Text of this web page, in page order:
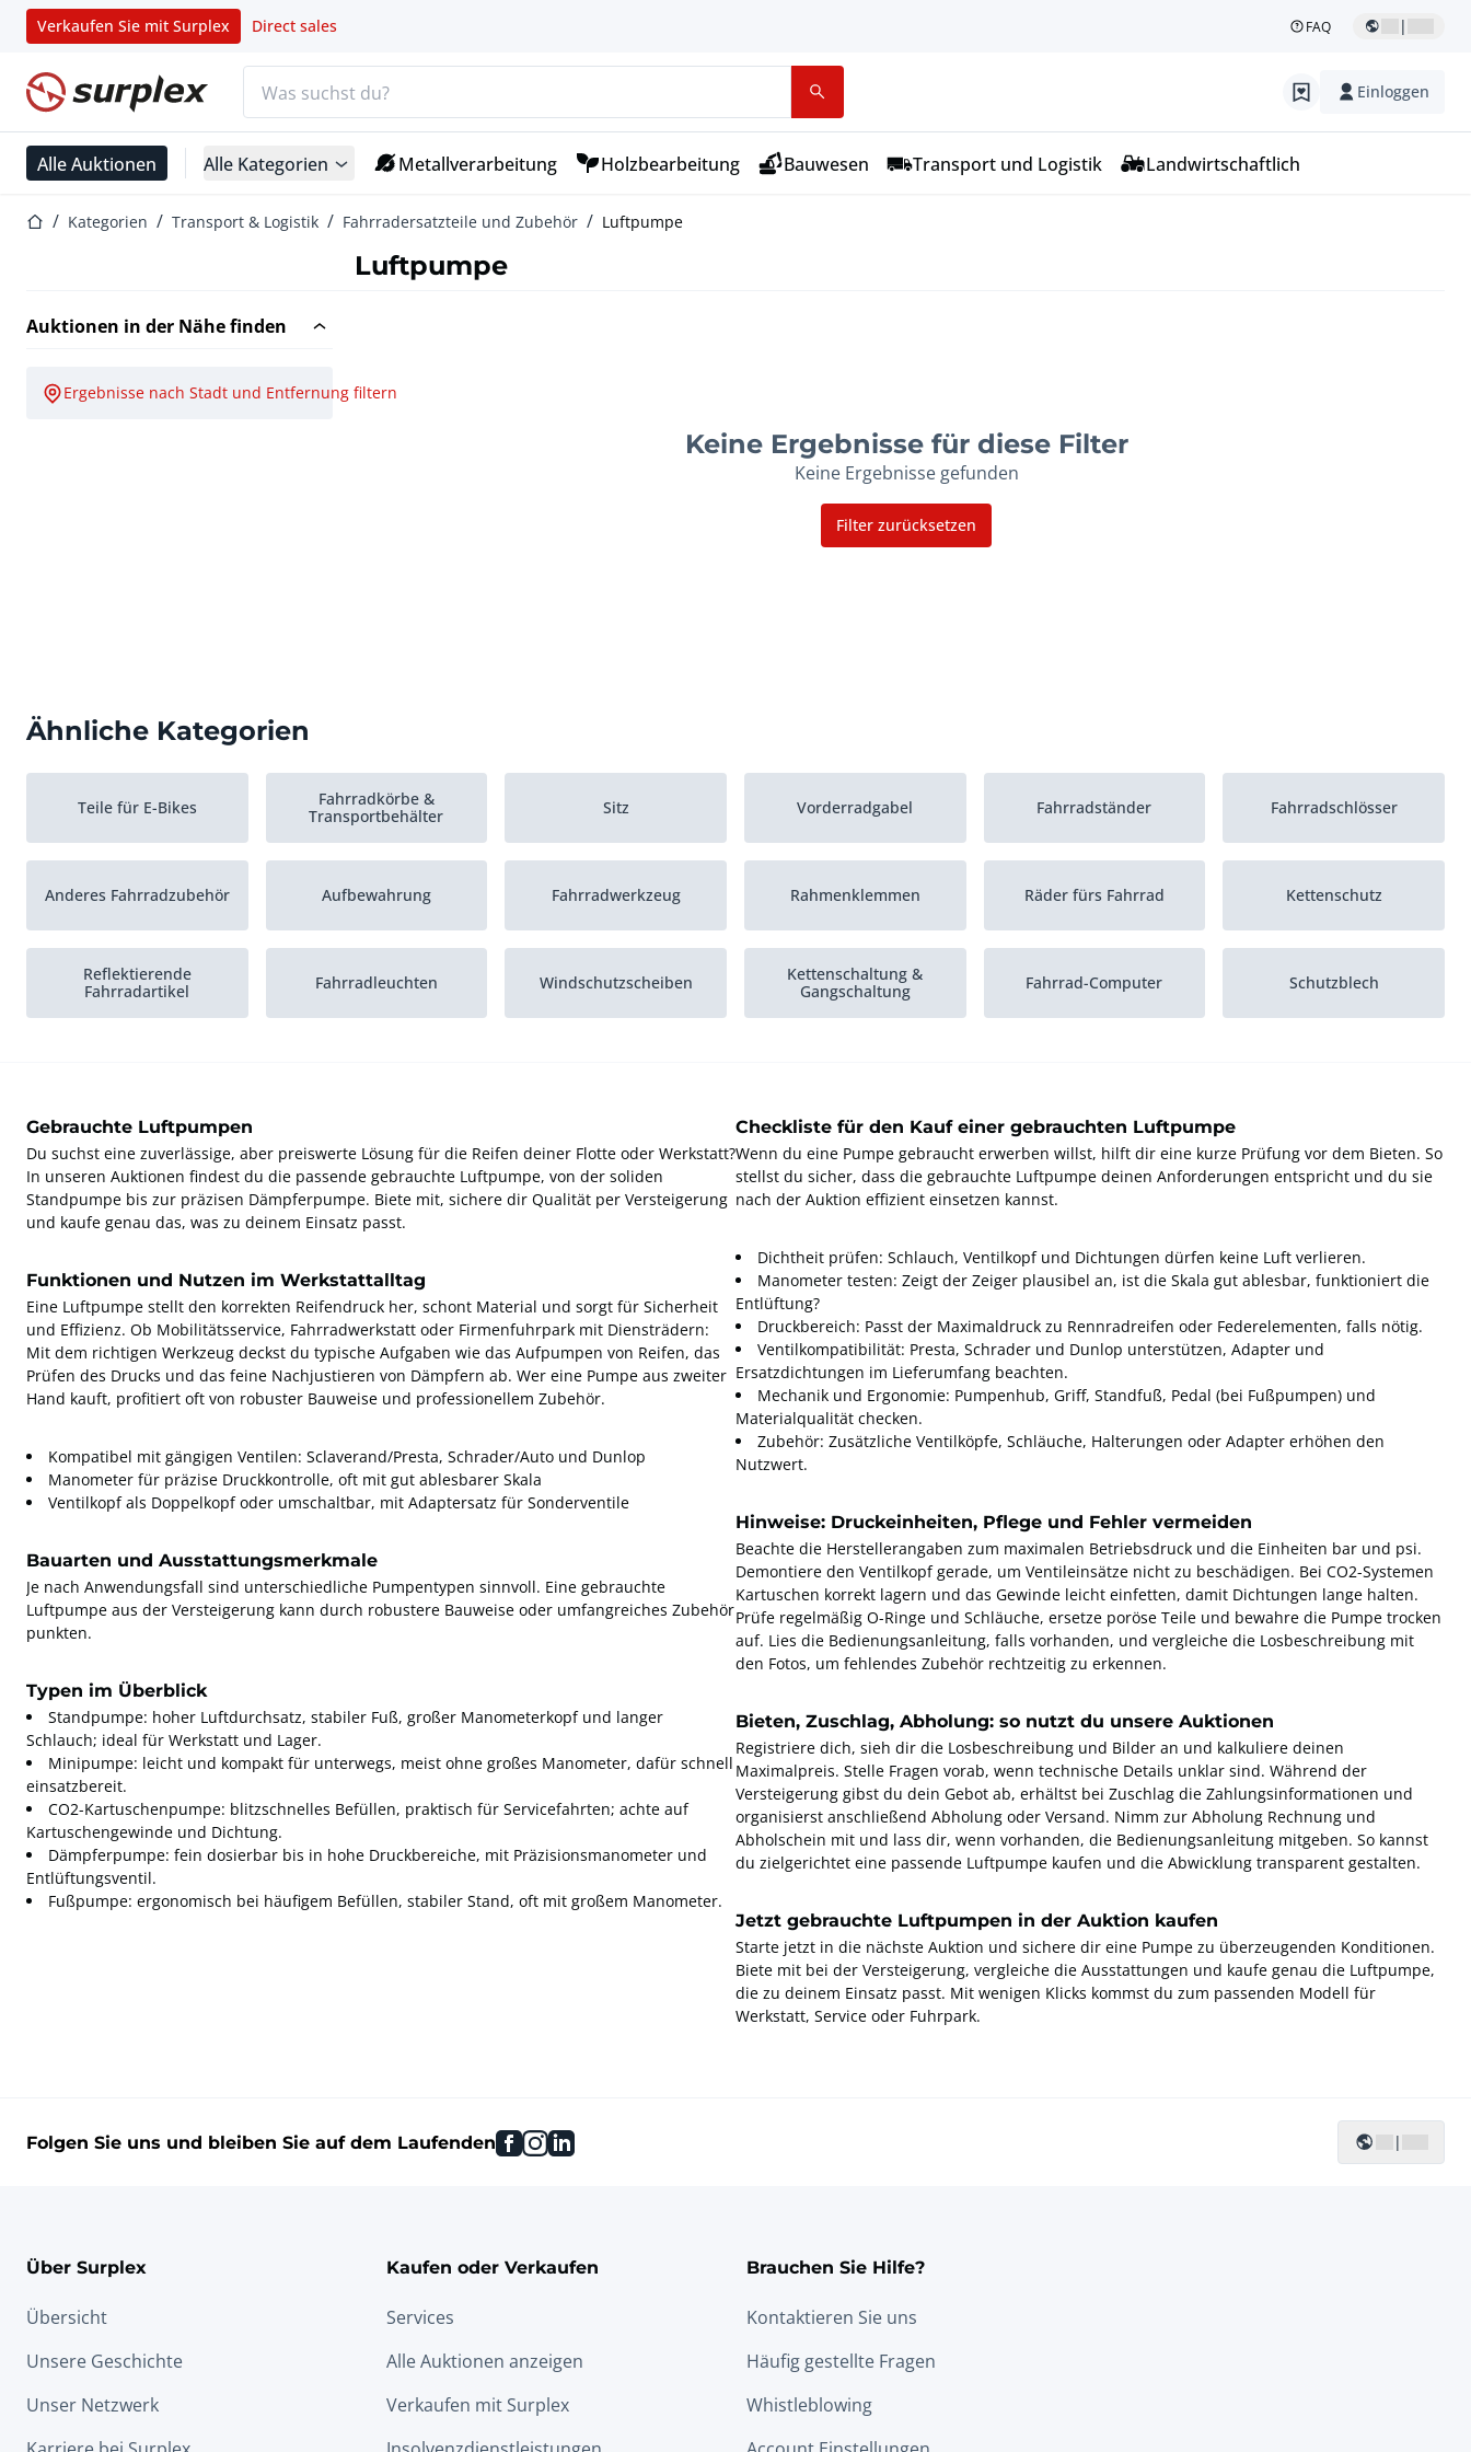
Verkaufen Sie mit Surplex Direct sales FAQ |
Startseite Einloggen
Alle Auktionen Alle Kategorien Metallverarbeitung Holzbearbeitung Bauwesen Transport und Logistik Landwirtschaftlich
StartseiteKategorien Transport & Logistik Fahrradersatzteile und Zubehör Luftpumpe
Luftpumpe
Auktionen in der Nähe finden
Ergebnisse nach Stadt und Entfernung filtern
Keine Ergebnisse für diese Filter
Keine Ergebnisse gefunden
Filter zurücksetzen
Ähnliche Kategorien
Teile für E-Bikes
Fahrradkörbe &
Transportbehälter
Sitz Vorderradgabel Fahrradständer Fahrradschlösser
Anderes Fahrradzubehör Aufbewahrung Fahrradwerkzeug Rahmenklemmen Räder fürs Fahrrad Kettenschutz
Reflektierende
Fahrradartikel
Fahrradleuchten Windschutzscheiben
Kettenschaltung &
Gangschaltung
Fahrrad-Computer Schutzblech
Gebrauchte Luftpumpen
Du suchst eine zuverlässige, aber preiswerte Lösung für die Reifen deiner Flotte oder Werkstatt?
In unseren Auktionen findest du die passende gebrauchte Luftpumpe, von der soliden
Standpumpe bis zur präzisen Dämpferpumpe. Biete mit, sichere dir Qualität per Versteigerung
und kaufe genau das, was zu deinem Einsatz passt.
Funktionen und Nutzen im Werkstattalltag
Eine Luftpumpe stellt den korrekten Reifendruck her, schont Material und sorgt für Sicherheit
und Effizienz. Ob Mobilitätsservice, Fahrradwerkstatt oder Firmenfuhrpark mit Diensträdern:
Mit dem richtigen Werkzeug deckst du typische Aufgaben wie das Aufpumpen von Reifen, das
Prüfen des Drucks und das feine Nachjustieren von Dämpfern ab. Wer eine Pumpe aus zweiter
Hand kauft, profitiert oft von robuster Bauweise und professionellem Zubehör.
Kompatibel mit gängigen Ventilen: Sclaverand/Presta, Schrader/Auto und Dunlop
Manometer für präzise Druckkontrolle, oft mit gut ablesbarer Skala
Ventilkopf als Doppelkopf oder umschaltbar, mit Adaptersatz für Sonderventile
Bauarten und Ausstattungsmerkmale
Je nach Anwendungsfall sind unterschiedliche Pumpentypen sinnvoll. Eine gebrauchte
Luftpumpe aus der Versteigerung kann durch robustere Bauweise oder umfangreiches Zubehör
punkten.
Typen im Überblick
Standpumpe: hoher Luftdurchsatz, stabiler Fuß, großer Manometerkopf und langer
Schlauch; ideal für Werkstatt und Lager.
Minipumpe: leicht und kompakt für unterwegs, meist ohne großes Manometer, dafür schnell
einsatzbereit.
CO2-Kartuschenpumpe: blitzschnelles Befüllen, praktisch für Servicefahrten; achte auf
Kartuschengewinde und Dichtung.
Dämpferpumpe: fein dosierbar bis in hohe Druckbereiche, mit Präzisionsmanometer und
Entlüftungsventil.
Fußpumpe: ergonomisch bei häufigem Befüllen, stabiler Stand, oft mit großem Manometer.
Checkliste für den Kauf einer gebrauchten Luftpumpe
Wenn du eine Pumpe gebraucht erwerben willst, hilft dir eine kurze Prüfung vor dem Bieten. So
stellst du sicher, dass die gebrauchte Luftpumpe deinen Anforderungen entspricht und du sie
nach der Auktion effizient einsetzen kannst.
Dichtheit prüfen: Schlauch, Ventilkopf und Dichtungen dürfen keine Luft verlieren.
Manometer testen: Zeigt der Zeiger plausibel an, ist die Skala gut ablesbar, funktioniert die
Entlüftung?
Druckbereich: Passt der Maximaldruck zu Rennradreifen oder Federelementen, falls nötig.
Ventilkompatibilität: Presta, Schrader und Dunlop unterstützen, Adapter und
Ersatzdichtungen im Lieferumfang beachten.
Mechanik und Ergonomie: Pumpenhub, Griff, Standfuß, Pedal (bei Fußpumpen) und
Materialqualität checken.
Zubehör: Zusätzliche Ventilköpfe, Schläuche, Halterungen oder Adapter erhöhen den
Nutzwert.
Hinweise: Druckeinheiten, Pflege und Fehler vermeiden
Beachte die Herstellerangaben zum maximalen Betriebsdruck und die Einheiten bar und psi.
Demontiere den Ventilkopf gerade, um Ventileinsätze nicht zu beschädigen. Bei CO2-Systemen
Kartuschen korrekt lagern und das Gewinde leicht einfetten, damit Dichtungen lange halten.
Prüfe regelmäßig O-Ringe und Schläuche, ersetze poröse Teile und bewahre die Pumpe trocken
auf. Lies die Bedienungsanleitung, falls vorhanden, und vergleiche die Losbeschreibung mit
den Fotos, um fehlendes Zubehör rechtzeitig zu erkennen.
Bieten, Zuschlag, Abholung: so nutzt du unsere Auktionen
Registriere dich, sieh dir die Losbeschreibung und Bilder an und kalkuliere deinen
Maximalpreis. Stelle Fragen vorab, wenn technische Details unklar sind. Während der
Versteigerung gibst du dein Gebot ab, erhältst bei Zuschlag die Zahlungsinformationen und
organisierst anschließend Abholung oder Versand. Nimm zur Abholung Rechnung und
Abholschein mit und lass dir, wenn vorhanden, die Bedienungsanleitung mitgeben. So kannst
du zielgerichtet eine passende Luftpumpe kaufen und die Abwicklung transparent gestalten.
Jetzt gebrauchte Luftpumpen in der Auktion kaufen
Starte jetzt in die nächste Auktion und sichere dir eine Pumpe zu überzeugenden Konditionen.
Biete mit bei der Versteigerung, vergleiche die Ausstattungen und kaufe genau die Luftpumpe,
die zu deinem Einsatz passt. Mit wenigen Klicks kommst du zum passenden Modell für
Werkstatt, Service oder Fuhrpark.
Folgen Sie uns und bleiben Sie auf dem Laufenden facebook
instagram
linkedin |
Über Surplex
Übersicht
Unsere Geschichte
Unser Netzwerk
Kaufen oder Verkaufen
Services
Alle Auktionen anzeigen
Verkaufen mit Surplex
Brauchen Sie Hilfe?
Kontaktieren Sie uns
Häufig gestellte Fragen
Whistleblowing